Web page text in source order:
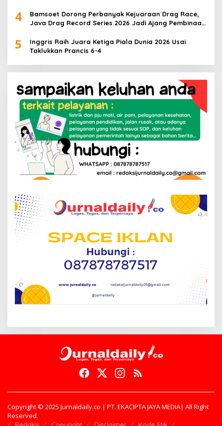
4
Bamsoet Dorong Perbanyak Kejuaraan Drag Race,
Java Drag Record Series 2026 Jadi Ajang Pembinaan
5
Inggris Raih Juara Ketiga Piala Dunia 2026 Usai
Taklukkan Prancis 6-4
Copyright © 2025 Jurnaldaily.co | PT. EKACIPTA JAYA MEDIA| All Right
Reserved.